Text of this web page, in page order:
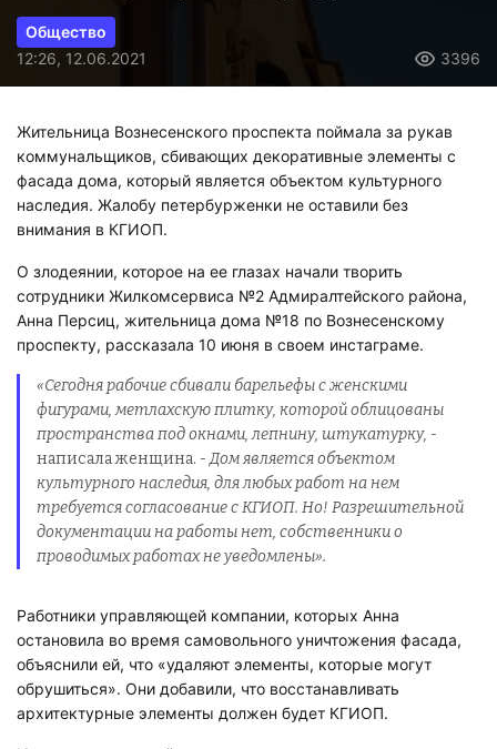
Общество
12:26, 12.06.2021
3396
Жительница Вознесенского проспекта поймала за рукав
коммунальщиков, сбивающих декоративные элементы с
фасада дома, который является объектом культурного
наследия. Жалобу петербурженки не оставили без
внимания в КГИОП.
О злодеянии, которое на ее глазах начали творить
сотрудники Жилкомсервиса №2 Адмиралтейского района,
Анна Персиц, жительница дома №18 по Вознесенскому
проспекту, рассказала 10 июня в своем инстаграме.
«Сегодня рабочие сбивали барельефы с женскими
фигурами, метлахскую плитку, которой облицованы
пространства под окнами, лепнину, штукатурку, -
написала женщина. - Дом является объектом
культурного наследия, для любых работ на нем
требуется согласование с КГИОП. Но! Разрешительной
документации на работы нет, собственники о
проводимых работах не уведомлены».
Работники управляющей компании, которых Анна
остановила во время самовольного уничтожения фасада,
объяснили ей, что «удаляют элементы, которые могут
обрушиться». Они добавили, что восстанавливать
архитектурные элементы должен будет КГИОП.